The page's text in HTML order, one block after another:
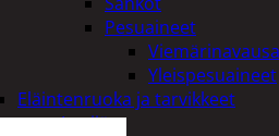
Pesuaineet
Yleispesuaineet
Eläintenruoka ja tarvikkeet
Jyrsijät